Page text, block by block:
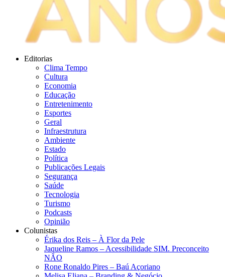
Editorias
Clima Tempo
Cultura
Economia
Educação
Entretenimento
Esportes
Geral
Infraestrutura
Ambiente
Estado
Política
Publicações Legais
Segurança
Saúde
Tecnologia
Turismo
Podcasts
Opinião
Colunistas
Érika dos Reis​ – À Flor da Pele
Jaqueline Ramos – Acessibilidade SIM. Preconceito
NÃO
Rone Ronaldo Pires – Baú Açoriano